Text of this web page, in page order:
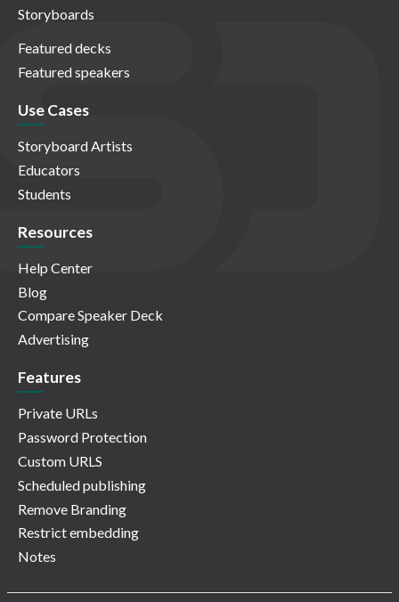
Storyboards
Featured decks
Featured speakers
Use Cases
Storyboard Artists
Educators
Students
Resources
Help Center
Blog
Compare Speaker Deck
Advertising
Features
Private URLs
Password Protection
Custom URLS
Scheduled publishing
Remove Branding
Restrict embedding
Notes